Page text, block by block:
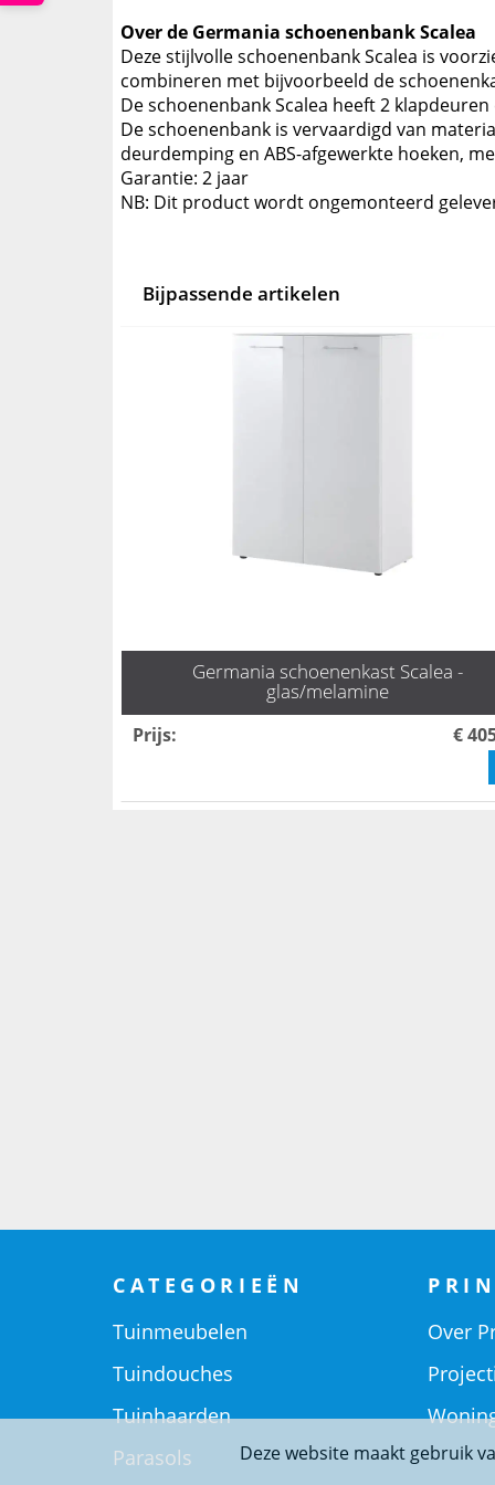
Over de Germania schoenenbank Scalea
Deze stijlvolle schoenenbank Scalea is
combineren met bijvoorbeeld de
De schoenenbank Scalea heeft 2
De schoenenbank is vervaardigd van
deurdemping en ABS-afgewerkte hoeken,
Garantie: 2 jaar
NB: Dit product wordt ongemonteerd
Bijpassende artikelen
Germania schoenenkast Scalea -
glas/melamine
Prijs: €
Deze website maakt gebruik
CATEGORIEËN
Tuinmeubelen
Tuindouches
Tuinhaarden
Parasols
Over